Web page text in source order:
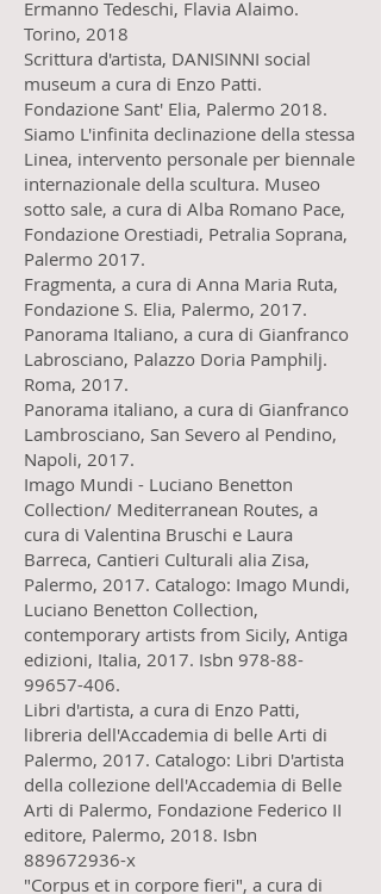
Ermanno Tedeschi, Flavia Alaimo.
Torino, 2018
Scrittura d'artista, DANISINNI social
museum a cura di Enzo Patti.
Fondazione Sant' Elia, Palermo 2018.
Siamo L'infinita declinazione della stessa
Linea, intervento personale per biennale
internazionale della scultura. Museo
sotto sale, a cura di Alba Romano Pace,
Fondazione Orestiadi, Petralia Soprana,
Palermo 2017.
Fragmenta, a cura di Anna Maria Ruta,
Fondazione S. Elia, Palermo, 2017.
Panorama Italiano, a cura di Gianfranco
Labrosciano, Palazzo Doria Pamphilj.
Roma, 2017.
Panorama italiano, a cura di Gianfranco
Lambrosciano, San Severo al Pendino,
Napoli, 2017.
Imago Mundi - Luciano Benetton
Collection/ Mediterranean Routes, a
cura di Valentina Bruschi e Laura
Barreca, Cantieri Culturali alia Zisa,
Palermo, 2017. Catalogo: Imago Mundi,
Luciano Benetton Collection,
contemporary artists from Sicily, Antiga
edizioni, Italia, 2017. Isbn 978-88-
99657-406.
Libri d'artista, a cura di Enzo Patti,
libreria dell'Accademia di belle Arti di
Palermo, 2017. Catalogo: Libri D'artista
della collezione dell'Accademia di Belle
Arti di Palermo, Fondazione Federico II
editore, Palermo, 2018. Isbn
889672936-x
"Corpus et in corpore fieri", a cura di